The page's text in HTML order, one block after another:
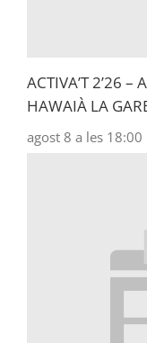
ACTIVA’T 2’26 –
HAWAIÀ LA
agost 8 a les 18:00